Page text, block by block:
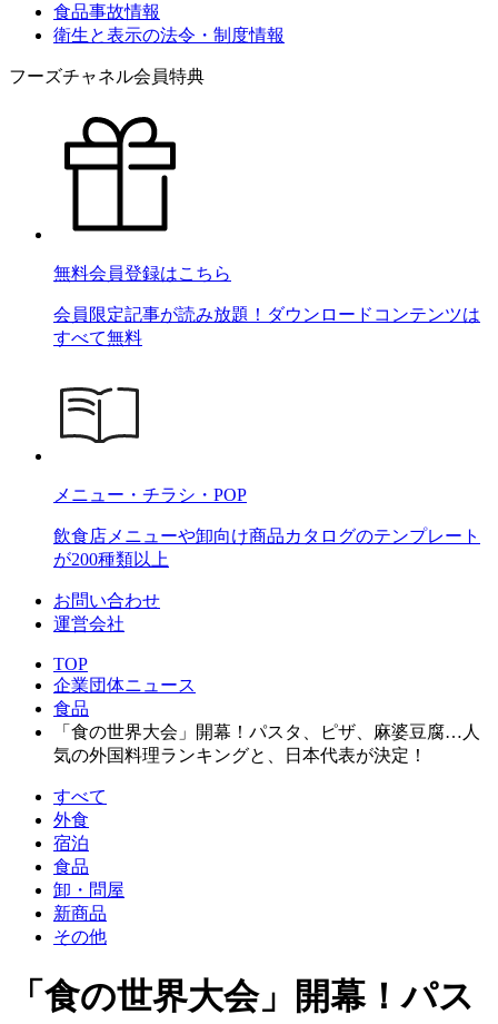
食品事故情報
衛生と表示の法令・制度情報
フーズチャネル会員特典
無料会員登録はこちら
会員限定記事が読み放題！ダウンロードコンテンツは
すべて無料
メニュー・チラシ・POP
飲食店メニューや卸向け商品カタログのテンプレート
が200種類以上
お問い合わせ
運営会社
TOP
企業団体ニュース
食品
「食の世界大会」開幕！パスタ、ピザ、麻婆豆腐…人
気の外国料理ランキングと、日本代表が決定！
すべて
外食
宿泊
食品
卸・問屋
新商品
その他
「食の世界大会」開幕！パス